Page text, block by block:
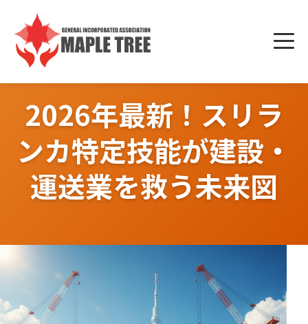
content
メニ
ュー
2026年最新！スリラ
ンカ特定技能が建設・
運送業を救う未来図